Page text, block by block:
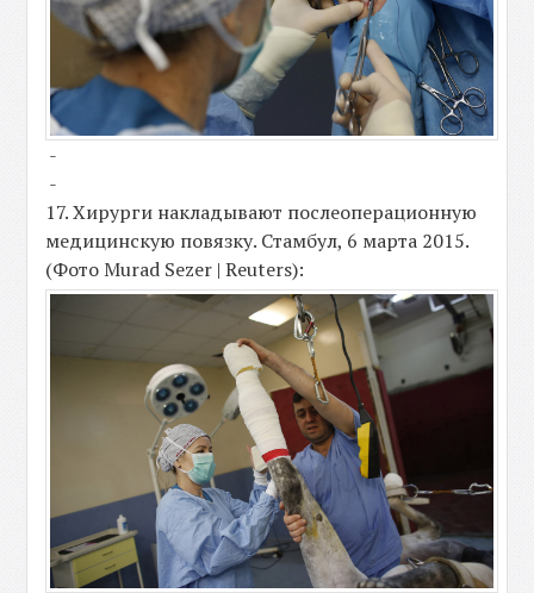
-
-
17. Хирурги накладывают послеоперационную
медицинскую повязку. Стамбул, 6 марта 2015.
(Фото Murad Sezer | Reuters):